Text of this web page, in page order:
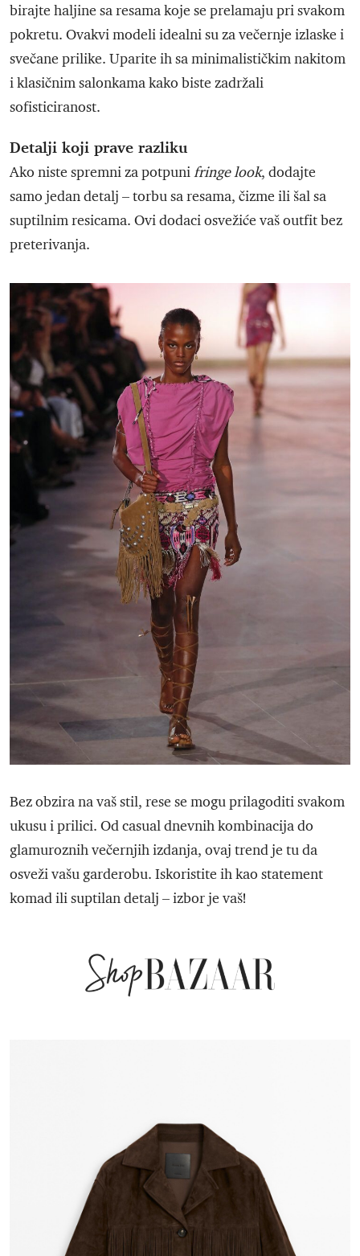
birajte haljine sa resama koje se prelamaju pri svakom
pokretu. Ovakvi modeli idealni su za večernje izlaske i
svečane prilike. Uparite ih sa minimalističkim nakitom
i klasičnim salonkama kako biste zadržali
sofisticiranost.
Detalji koji prave razliku
Ako niste spremni za potpunifringe look, dodajte
samo jedan detalj – torbu sa resama, čizme ili šal sa
suptilnim resicama. Ovi dodaci osvežiće vaš outfit bez
preterivanja.
Bez obzira na vaš stil, rese se mogu prilagoditi svakom
ukusu i prilici. Od casual dnevnih kombinacija do
glamuroznih večernjih izdanja, ovaj trend je tu da
osveži vašu garderobu. Iskoristite ih kao statement
komad ili suptilan detalj – izbor je vaš!